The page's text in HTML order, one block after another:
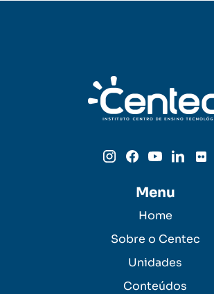
Menu
Home
Sobre o Centec
Unidades
Conteúdos